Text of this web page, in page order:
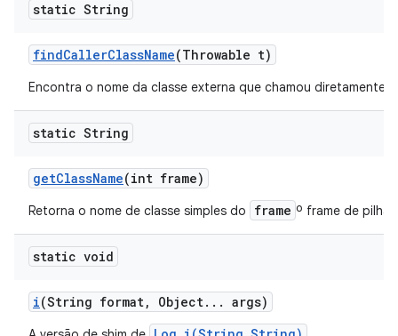
static String
findCallerClassName(Throwable t)
Encontra o nome da classe externa que chamou diretamente
static String
getClassName(int frame)
Retorna o nome de classe simples do frame º frame de pilha
static void
i(String format, Object. . . args)